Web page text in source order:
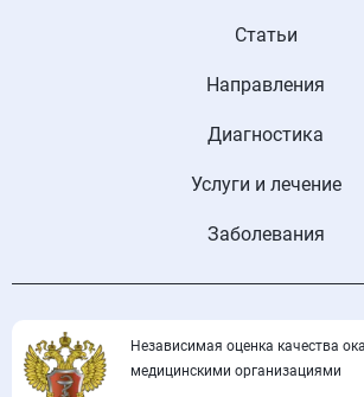
Независимая оценка качества
медицинскими организациями
Статьи
Направления
Диагностика
Услуги и лечение
Заболевания